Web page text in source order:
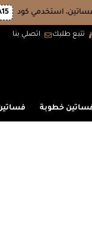
تتبع طلبك اتصلي بنا
خطوبة